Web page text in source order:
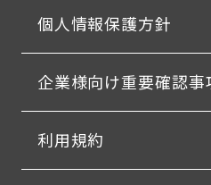
個人情報保護方針
企業様向け重要確認事
利用規約